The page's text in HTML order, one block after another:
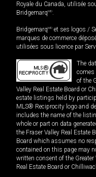
Royale du Canada, utilisée
BridgemarqMD.
BridgemarqMD et ses logos /
marques de commerce
utilisées sous licence par
The
comes
of the
Valley Real Estate Board or
estate listings held by
MLS® Reciprocity logo and
includes the name of the
whole or part on data
the Fraser Valley Real Estate
Board which assumes no
contained on this page may
written consent of the Greater
Real Estate Board or